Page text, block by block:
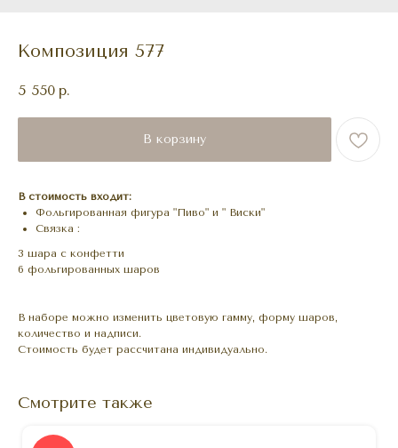
Композиция 577
5 550 р.
В корзину
В стоимость входит:
Фольгированная фигура "Пиво" и " Виски"
Связка :
3 шара с конфетти
6 фольгированных шаров
В наборе можно изменить цветовую гамму, форму шаров,
количество и надписи.
Стоимость будет рассчитана индивидуально.
Смотрите также